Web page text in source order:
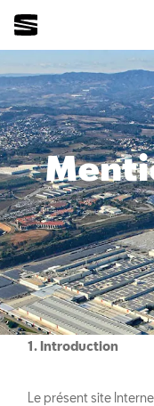
1. Introduction
Le présent site